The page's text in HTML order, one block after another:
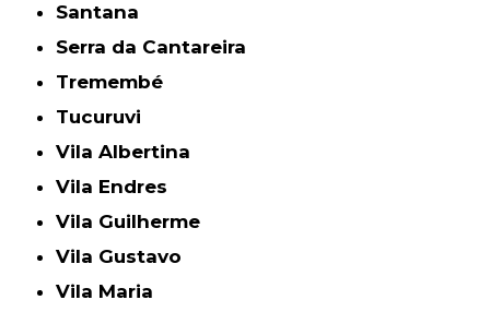
Santana
Serra da Cantareira
Tremembé
Tucuruvi
Vila Albertina
Vila Endres
Vila Guilherme
Vila Gustavo
Vila Maria